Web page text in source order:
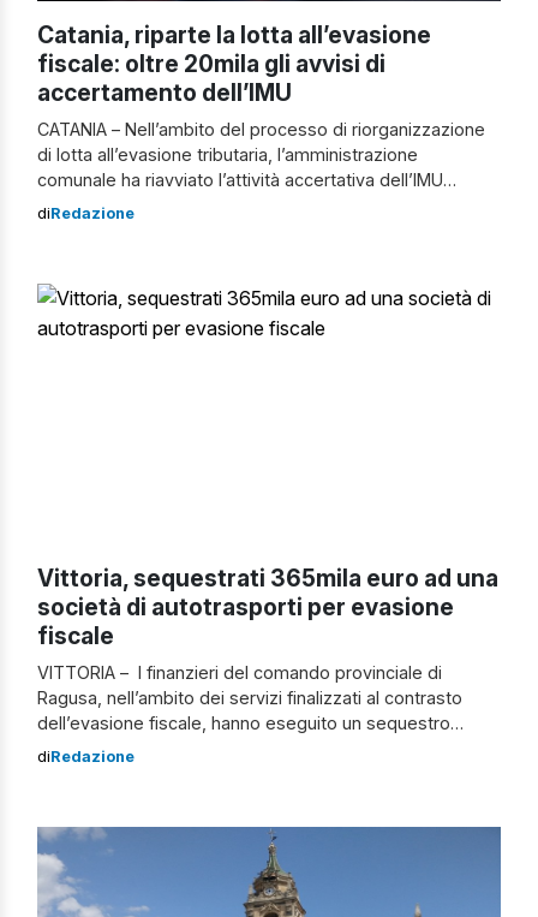
Catania, riparte la lotta all’evasione
fiscale: oltre 20mila gli avvisi di
accertamento dell’IMU
CATANIA – Nell’ambito del processo di riorganizzazione
di lotta all’evasione tributaria, l’amministrazione
comunale ha riavviato l’attività accertativa dell’IMU
(Imposta Municipale Unica), ferma da due anni,
comune, al fine di individuare coloro che non sono in
regola e fargli pagare il […]
diRedazione
Vittoria, sequestrati 365mila euro ad una
società di autotrasporti per evasione
fiscale
VITTORIA – I finanzieri del comando provinciale di
Ragusa, nell’ambito dei servizi finalizzati al contrasto
dell’evasione fiscale, hanno eseguito un sequestro
preventivo di somme di denaro pari a 365.000 euro nei
complessa indagine fiscale condotta dagli investigatori
del nucleo […]
diRedazione